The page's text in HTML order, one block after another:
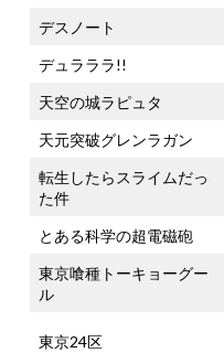
デスノート
デュラララ!!
天空の城ラピュタ
天元突破グレンラガン
転生したらスライムだっ
た件
とある科学の超電磁砲
東京喰種トーキョーグー
ル
東京24区